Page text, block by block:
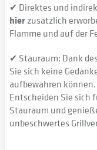
✔ Direktes und
hierzusätzlich
Flamme und auf der
✔ Stauraum: Dank
Sie sich keine
aufbewahren
Entscheiden Sie sich
Stauraum und
unbeschwertes